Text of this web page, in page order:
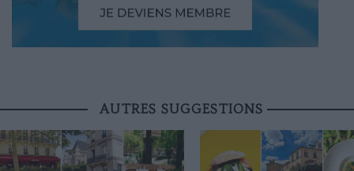
AUTRES SUGGESTIONS